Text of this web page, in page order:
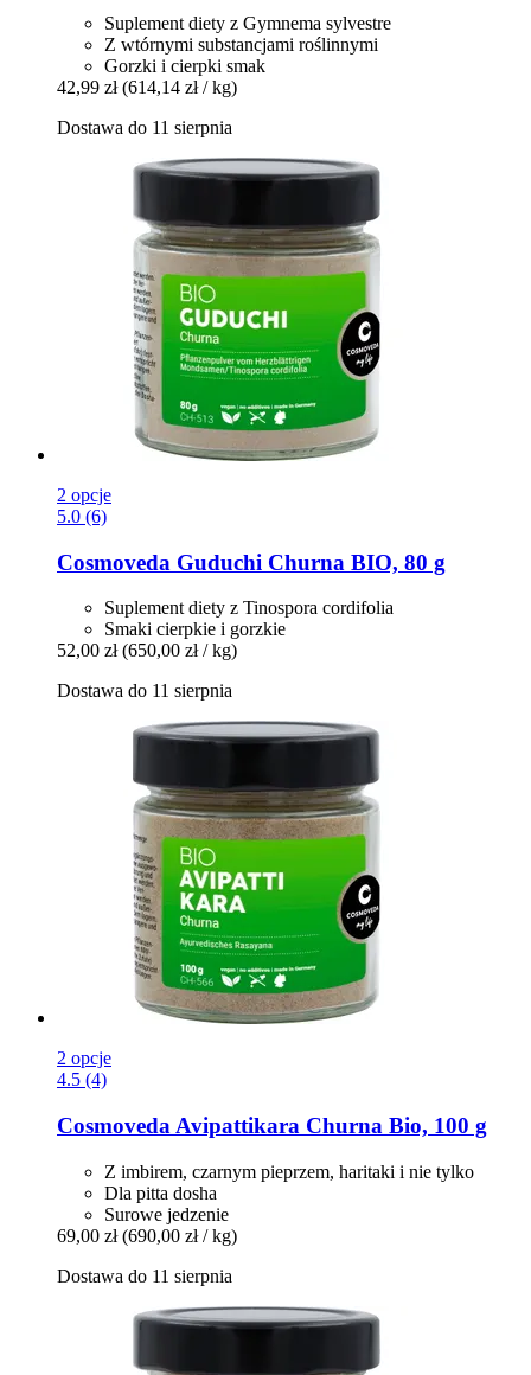
Suplement diety z Gymnema sylvestre
Z wtórnymi substancjami roślinnymi
Gorzki i cierpki smak
42,99 zł (614,14 zł / kg)
Dostawa do 11 sierpnia
2 opcje
5.0 (6)
Cosmoveda Guduchi Churna BIO, 80 g
Suplement diety z Tinospora cordifolia
Smaki cierpkie i gorzkie
52,00 zł (650,00 zł / kg)
Dostawa do 11 sierpnia
2 opcje
4.5 (4)
Cosmoveda Avipattikara Churna Bio, 100 g
Z imbirem, czarnym pieprzem, haritaki i nie tylko
Dla pitta dosha
Surowe jedzenie
69,00 zł (690,00 zł / kg)
Dostawa do 11 sierpnia